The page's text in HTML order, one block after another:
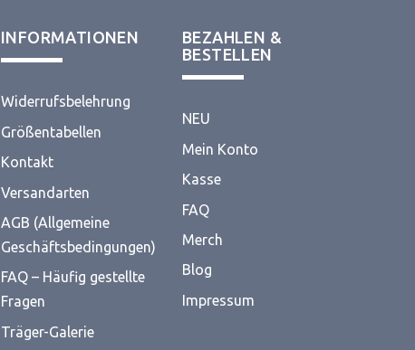
INFORMATIONEN
Widerrufsbelehrung
Größentabellen
Kontakt
Versandarten
AGB (Allgemeine
Geschäftsbedingungen)
FAQ – Häufig gestellte
Fragen
Träger-Galerie
BEZAHLEN &
BESTELLEN
NEU
Mein Konto
Kasse
FAQ
Merch
Blog
Impressum